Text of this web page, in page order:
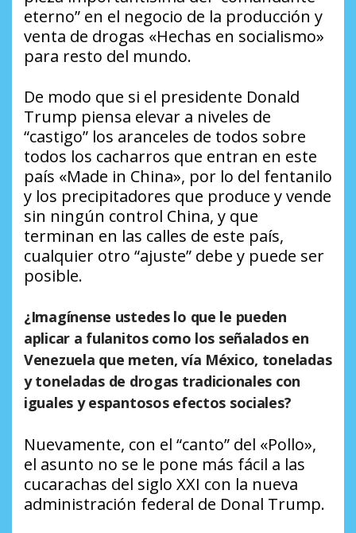
eterno” en el negocio de la producción y
venta de drogas «Hechas en socialismo»
para resto del mundo.
De modo que si el presidente Donald
Trump piensa elevar a niveles de
“castigo” los aranceles de todos sobre
todos los cacharros que entran en este
país «Made in China», por lo del fentanilo
y los precipitadores que produce y vende
sin ningún control China, y que
terminan en las calles de este país,
cualquier otro “ajuste” debe y puede ser
posible.
¿Imagínense ustedes lo que le pueden
aplicar a fulanitos como los señalados en
Venezuela que meten, vía México, toneladas
y toneladas de drogas tradicionales con
iguales y espantosos efectos sociales?
Nuevamente, con el “canto” del «Pollo»,
el asunto no se le pone más fácil a las
cucarachas del siglo XXI con la nueva
administración federal de Donal Trump.